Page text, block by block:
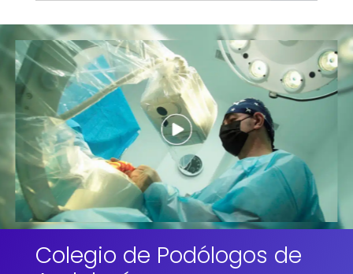
Colegio de Podólogos de